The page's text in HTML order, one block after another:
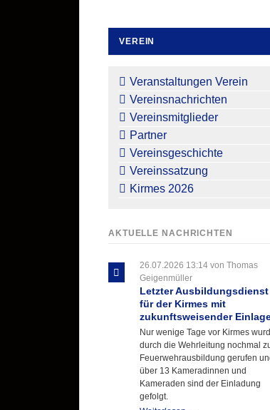
VEREIN
überspringen
Veranstaltungen Verein
Vereinsnachrichten
Vereinsmitglieder
Partner
Vereinsgeschichte
Vereinssatzung
Kirmes 2026
AKTUELLE NACHRICHTEN
26.07.2026 13:14 von Thomas
Geigenmüller
Letzter Ausbildungsdienst
für der Kirmes mit
zukunftsweisender
Nur wenige Tage vor Kirmes
durch die Wehrleitung nochmal
Feuerwehrausbildung gerufen
über 13 Kameradinnen und
Kameraden sind der Einladung
gefolgt.